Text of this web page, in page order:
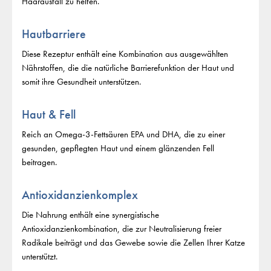
Hautbarriere
Diese Rezeptur enthält eine Kombination aus ausgewählten
Nährstoffen, die die natürliche Barrierefunktion der Haut und
somit ihre Gesundheit unterstützen.
Haut & Fell
Reich an Omega-3-Fettsäuren EPA und DHA, die zu einer
gesunden, gepflegten Haut und einem glänzenden Fell
beitragen.
Antioxidanzienkomplex
Die Nahrung enthält eine synergistische
Antioxidanzienkombination, die zur Neutralisierung freier
Radikale beiträgt und das Gewebe sowie die Zellen Ihrer Katze
unterstützt.